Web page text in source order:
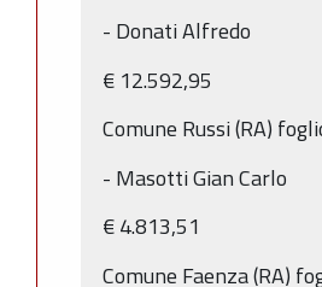
- Donati Alfredo
€ 12.592,95
Comune Russi (RA)
- Masotti Gian Carlo
€ 4.813,51
Comune Faenza (RA)